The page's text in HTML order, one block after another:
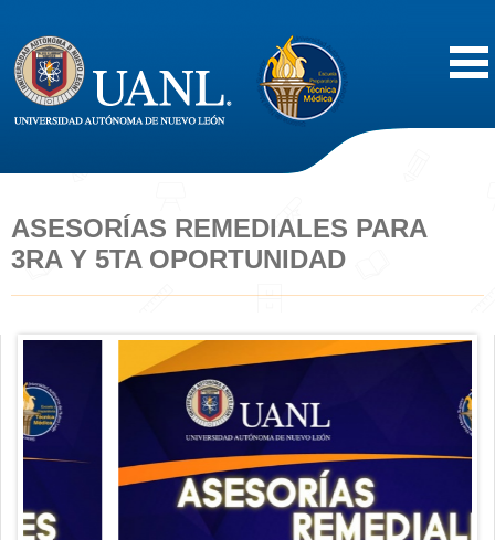
Acerca de
Servicios
Difusión
Contacto
ASESORÍAS REMEDIALES PARA
3RA Y 5TA OPORTUNIDAD